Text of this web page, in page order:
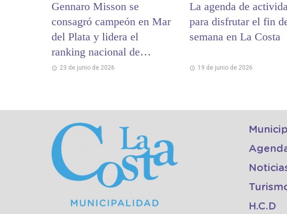
Gennaro Misson se
consagró campeón en Mar
del Plata y lidera el
ranking nacional de
Levantamiento Olímpico
23 de junio de 2026
La agenda de
para disfrutar el fin
semana en La Costa
19 de junio de 2026
H.C.D